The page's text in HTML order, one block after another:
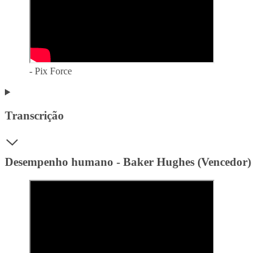
- Pix Force
Transcrição
Desempenho humano - Baker Hughes (Vencedor)